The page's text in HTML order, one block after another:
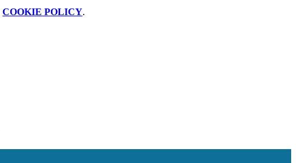
COOKIE POLICY.